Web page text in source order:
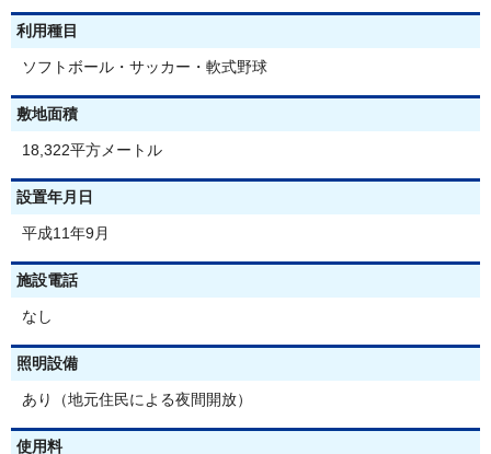
利用種目
ソフトボール・サッカー・軟式野球
敷地面積
18,322平方メートル
設置年月日
平成11年9月
施設電話
なし
照明設備
あり（地元住民による夜間開放）
使用料